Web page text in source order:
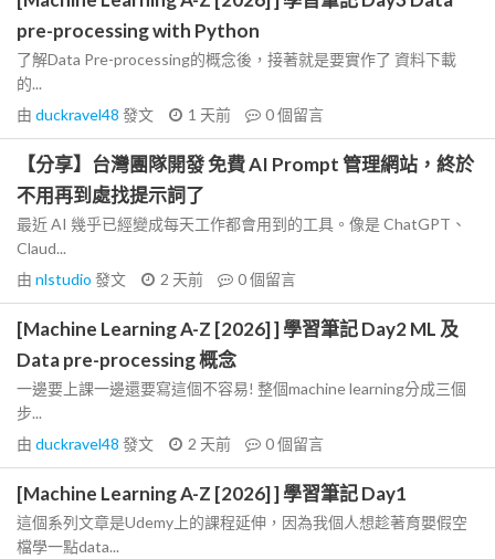
pre-processing with Python
了解Data Pre-processing的概念後，接著就是要實作了 資料下載
的...
由 duckravel48 發文 1 天前 0個留言
【分享】台灣團隊開發 免費 AI Prompt 管理網站，終於
不用再到處找提示詞了
最近 AI 幾乎已經變成每天工作都會用到的工具。像是 ChatGPT、
Claud...
由 nlstudio 發文 2 天前 0個留言
[Machine Learning A-Z [2026] ] 學習筆記 Day2 ML 及
Data pre-processing 概念
一邊要上課一邊還要寫這個不容易! 整個machine learning分成三個
步...
由 duckravel48 發文 2 天前 0個留言
[Machine Learning A-Z [2026] ] 學習筆記 Day1
這個系列文章是Udemy上的課程延伸，因為我個人想趁著育嬰假空
檔學一點data...